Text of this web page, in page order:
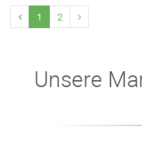
1 2
Unsere